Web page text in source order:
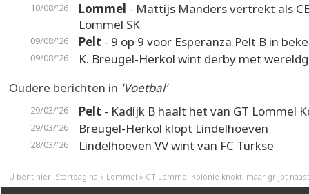
10/08/'26 Lommel - Mattijs Manders vertrekt als
Lommel SK
09/08/'26 Pelt - 9 op 9 voor Esperanza Pelt B in
09/08/'26
K. Breugel-Herkol wint derby met
Oudere berichten in 'Voetbal'
29/03/'26 Pelt - Kadijk B haalt het van GT Lommel
29/03/'26 Breugel-Herkol klopt Lindelhoeven
28/03/'26 Lindelhoeven VV wint van FC Turkse
U bent hier: Startpagina » Lommel » GT Lommel Kolonie knokt, maar grijpt